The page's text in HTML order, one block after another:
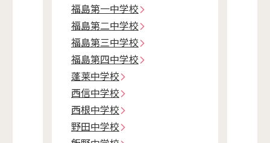
福島第一中学校
福島第二中学校
福島第三中学校
福島第四中学校
蓬莱中学校
西信中学校
西根中学校
野田中学校